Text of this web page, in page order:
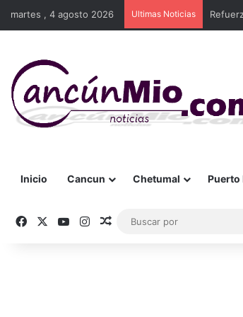
martes , 4 agosto 2026 Ultimas Noticias
Inicio Cancun Chetumal Puerto
Facebook YouTubeInstagramPublicación al azar